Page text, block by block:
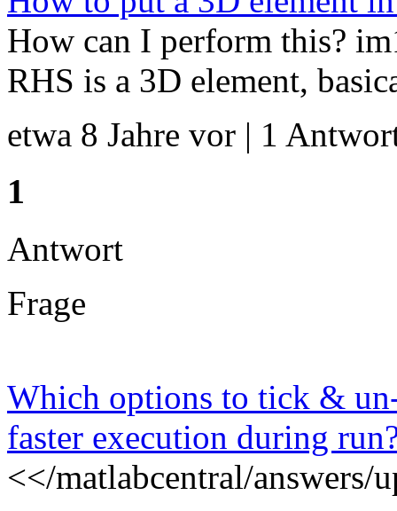
How can I perform this?
RHS is a 3D element,
etwa 8 Jahre vor | 1
1
Antwort
Frage
Which options to tick &
faster execution during
<</matlabcentral/